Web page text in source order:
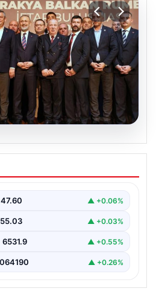
çevrildi, bir belediye
açıklama geldi. “Yeni
Gelişmeler ve Belediye
47.60 ▲ +0.06%
55.03 ▲ +0.03%
6531.9 ▲ +0.55%
▲ +0.26%